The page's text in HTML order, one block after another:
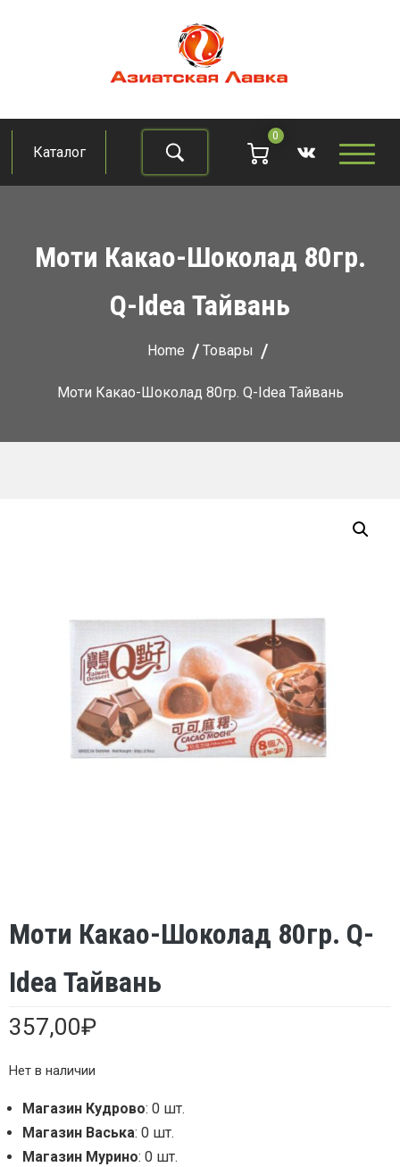
Азиатская лавка
Продукты из восточно-азиатских стран
Каталог
0
Моти Какао-Шоколад 80гр.
Q-Idea Тайвань
Home Товары
Моти Какао-Шоколад 80гр. Q-Idea Тайвань
Моти Какао-Шоколад 80гр. Q-
Idea Тайвань
357,00₽
Нет в наличии
Магазин Кудрово: 0 шт.
Магазин Васька: 0 шт.
Магазин Мурино: 0 шт.